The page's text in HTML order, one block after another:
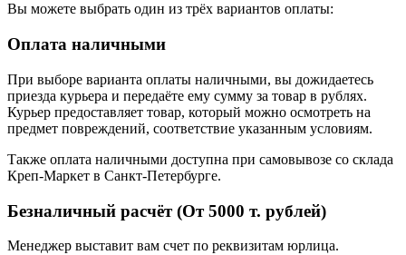
Вы можете выбрать один из трёх вариантов оплаты:
Оплата наличными
При выборе варианта оплаты наличными, вы дожидаетесь
приезда курьера и передаёте ему сумму за товар в рублях.
Курьер предоставляет товар, который можно осмотреть на
предмет повреждений, соответствие указанным условиям.
Также оплата наличными доступна при самовывозе со склада
Креп-Маркет в Санкт-Петербурге.
Безналичный расчёт (От 5000 т. рублей)
Менеджер выставит вам счет по реквизитам юрлица.